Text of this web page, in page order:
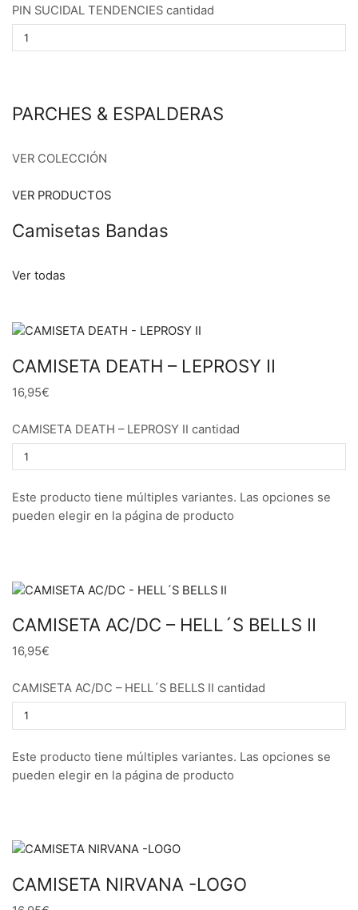
PIN SUCIDAL TENDENCIES cantidad
PARCHES & ESPALDERAS
VER COLECCIÓN
VER PRODUCTOS
Camisetas Bandas
Ver todas
CAMISETA DEATH – LEPROSY II
16,95€
CAMISETA DEATH – LEPROSY II cantidad
Este producto tiene múltiples variantes. Las opciones se
pueden elegir en la página de producto
CAMISETA AC/DC – HELL´S BELLS II
16,95€
CAMISETA AC/DC – HELL´S BELLS II cantidad
Este producto tiene múltiples variantes. Las opciones se
pueden elegir en la página de producto
CAMISETA NIRVANA -LOGO